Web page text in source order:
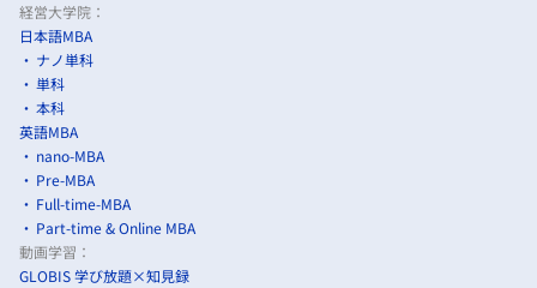
経営大学院：
日本語MBA
ナノ単科
単科
本科
英語MBA
nano-MBA
Pre-MBA
Full-time-MBA
Part-time & Online MBA
動画学習：
GLOBIS 学び放題×知見録